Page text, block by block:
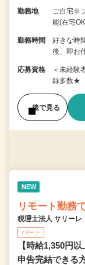
勤務地
ご自宅※
能(在宅
勤務時間
好きな時
後、即お
応募資格
＜未経験
録多数★
後で見る
NEW
リモート勤務
税理士法人 サリーレ
パート
【時給1,350円
申告完結できる